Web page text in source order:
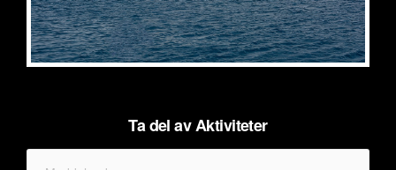
Ta del av Aktiviteter